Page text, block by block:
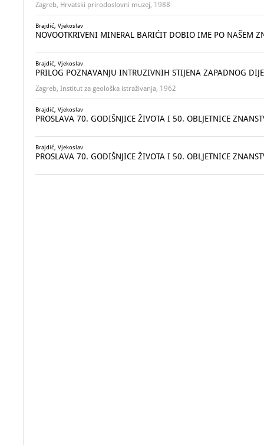
Zagreb, Hrvatski prirodoslovni muzej, 1988
Brajdić, Vjekoslav
NOVOOTKRIVENI MINERAL BARIĆIT DOBIO IME PO NAŠEM
Brajdić, Vjekoslav
PRILOG POZNAVANJU INTRUZIVNIH STIJENA ZAPADNOG
Zagreb, Institut za geološka istraživanja, 1962
Brajdić, Vjekoslav
PROSLAVA 70. GODIŠNJICE ŽIVOTA I 50. OBLJETNICE
Brajdić, Vjekoslav
PROSLAVA 70. GODIŠNJICE ŽIVOTA I 50. OBLJETNICE